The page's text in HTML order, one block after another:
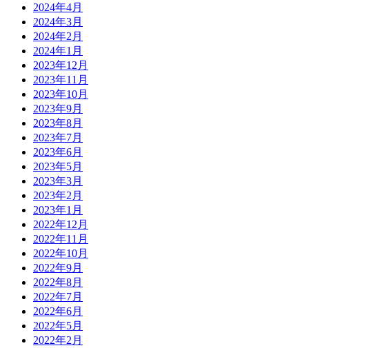
2024年4月
2024年3月
2024年2月
2024年1月
2023年12月
2023年11月
2023年10月
2023年9月
2023年8月
2023年7月
2023年6月
2023年5月
2023年3月
2023年2月
2023年1月
2022年12月
2022年11月
2022年10月
2022年9月
2022年8月
2022年7月
2022年6月
2022年5月
2022年2月